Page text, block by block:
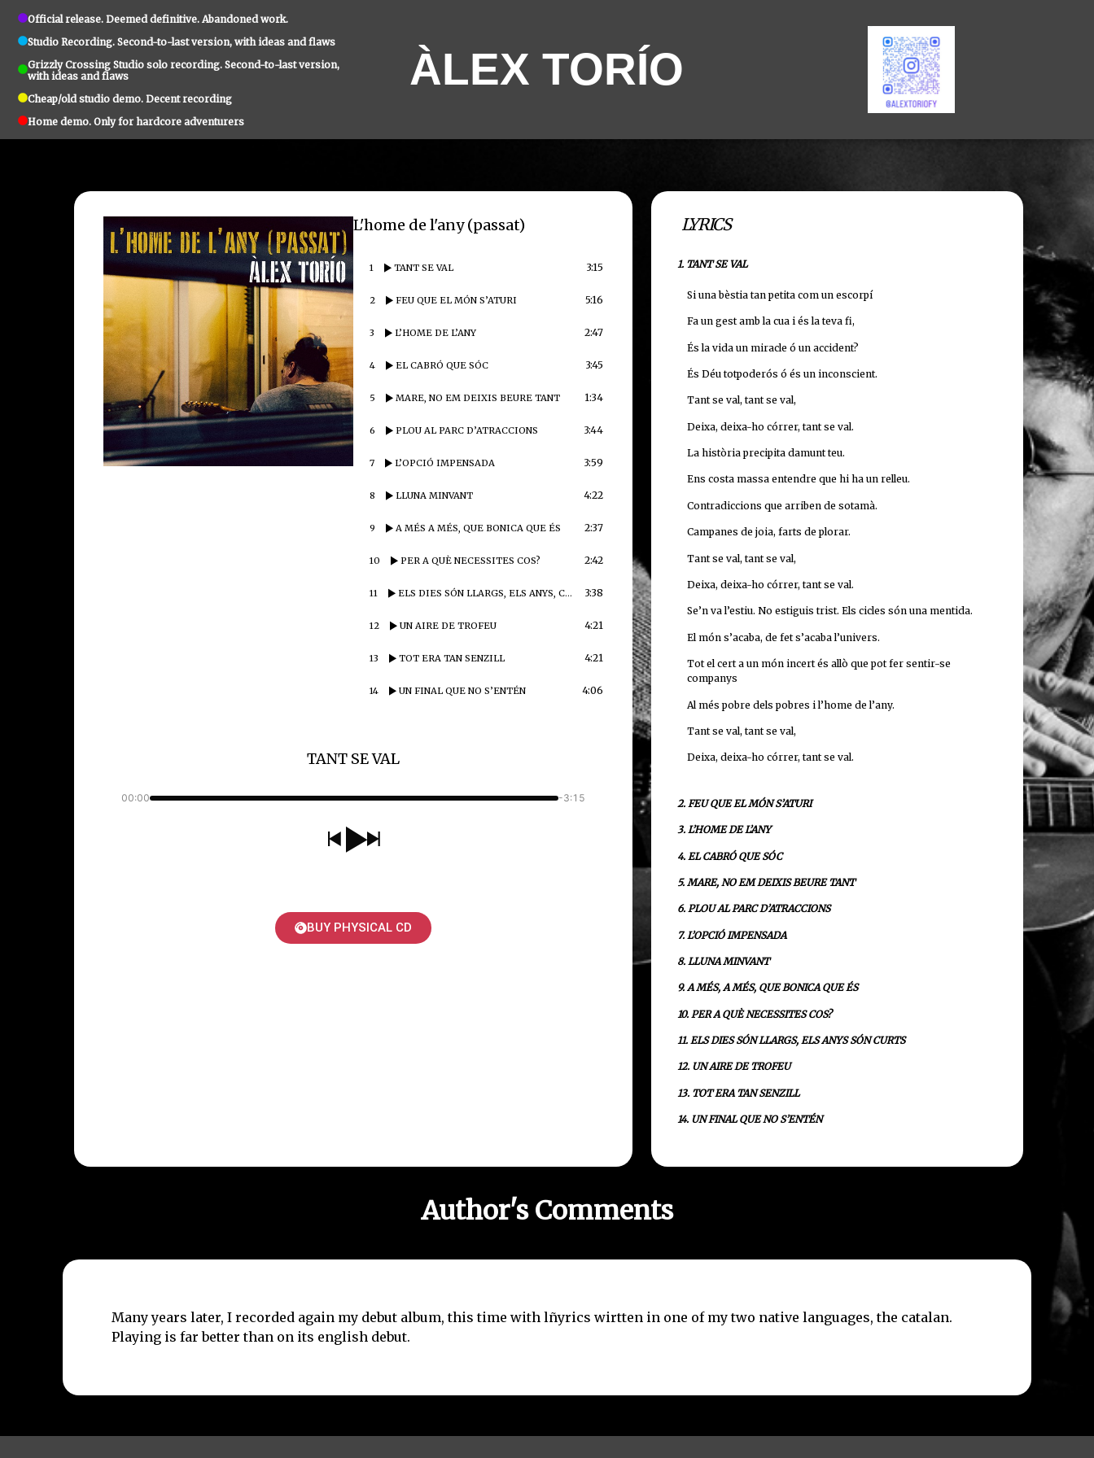
Official release. Deemed definitive. Abandoned work.
Studio Recording. Second-to-last version, with ideas and flaws
Grizzly Crossing Studio solo recording. Second-to-last version,
with ideas and flaws
Cheap/old studio demo. Decent recording
Home demo. Only for hardcore adventurers
ÀLEX TORÍO
L'home de l'any (passat)
1 TANT SE VAL 3:15
2 FEU QUE EL MÓN S’ATURI 5:16
3 L’HOME DE L’ANY 2:47
4 EL CABRÓ QUE SÓC 3:45
5 MARE, NO EM DEIXIS BEURE TANT 1:34
6 PLOU AL PARC D’ATRACCIONS 3:44
7 L’OPCIÓ IMPENSADA 3:59
8 LLUNA MINVANT 4:22
9 A MÉS A MÉS, QUE BONICA QUE ÉS 2:37
10 PER A QUÈ NECESSITES COS? 2:42
11 ELS DIES SÓN LLARGS, ELS ANYS, CURTS 3:38
12 UN AIRE DE TROFEU 4:21
13 TOT ERA TAN SENZILL 4:21
14 UN FINAL QUE NO S’ENTÉN 4:06
TANT SE VAL
00:00 -3:15
BUY PHYSICAL CD
LYRICS
1. TANT SE VAL
Si una bèstia tan petita com un escorpí
Fa un gest amb la cua i és la teva fi,
És la vida un miracle ó un accident?
És Déu totpoderós ó és un inconscient.
Tant se val, tant se val,
Deixa, deixa-ho córrer, tant se val.
La història precipita damunt teu.
Ens costa massa entendre que hi ha un relleu.
Contradiccions que arriben de sotamà.
Campanes de joia, farts de plorar.
Tant se val, tant se val,
Deixa, deixa-ho córrer, tant se val.
Se’n va l’estiu. No estiguis trist. Els cicles són una mentida.
El món s’acaba, de fet s’acaba l’univers.
Tot el cert a un món incert és allò que pot fer sentir-se
companys
Al més pobre dels pobres i l’home de l’any.
Tant se val, tant se val,
Deixa, deixa-ho córrer, tant se val.
2. FEU QUE EL MÓN S’ATURI
3. L’HOME DE L’ANY
4. EL CABRÓ QUE SÓC
5. MARE, NO EM DEIXIS BEURE TANT
6. PLOU AL PARC D’ATRACCIONS
7. L’OPCIÓ IMPENSADA
8. LLUNA MINVANT
9. A MÉS, A MÉS, QUE BONICA QUE ÉS
10. PER A QUÈ NECESSITES COS?
11. ELS DIES SÓN LLARGS, ELS ANYS SÓN CURTS
12. UN AIRE DE TROFEU
13. TOT ERA TAN SENZILL
14. UN FINAL QUE NO S’ENTÉN
Author's Comments
Many years later, I recorded again my debut album, this time with lñyrics wirtten in one of my two native languages, the catalan.
Playing is far better than on its english debut.